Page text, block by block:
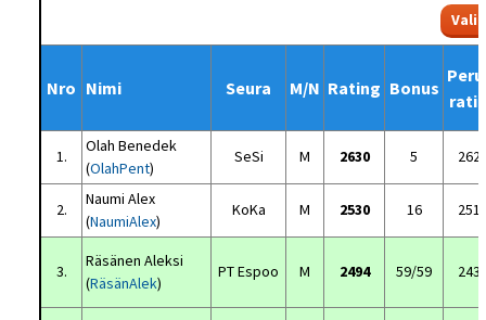
Nro Nimi Seura M/N Rating Bonus
1.
Olah Benedek
(OlahPent)
SeSi M 2630 5
2.
Naumi Alex
(NaumiAlex)
KoKa M 2530 16
3.
Räsänen Aleksi
(RäsänAlek)
PT Espoo M 2494 59/59